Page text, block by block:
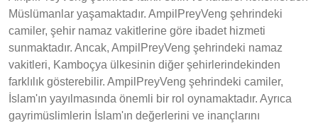
Müslümanlar yaşamaktadır. AmpilPreyVeng şehrindeki
camiler, şehir namaz vakitlerine göre ibadet hizmeti
sunmaktadır. Ancak, AmpilPreyVeng şehrindeki namaz
vakitleri, Kamboçya ülkesinin diğer şehirlerindekinden
farklılık gösterebilir. AmpilPreyVeng şehrindeki camiler,
İslam'ın yayılmasında önemli bir rol oynamaktadır. Ayrıca
gayrimüslimlerin İslam'ın değerlerini ve inançlarını